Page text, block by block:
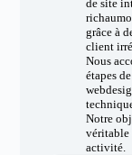
de site
grâce à
client
Nous
étapes
Notre
véritable
activité.